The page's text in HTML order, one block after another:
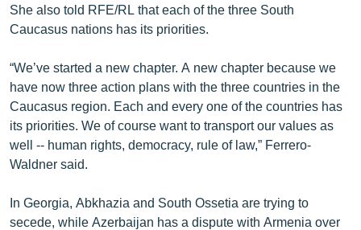
«Ազատության» բոլոր կայքերը
She also told RFE/RL that each of the three South
Caucasus nations has its priorities.
“We’ve started a new chapter. A new chapter because we
have now three action plans with the three countries in the
Caucasus region. Each and every one of the countries has
its priorities. We of course want to transport our values as
well -- human rights, democracy, rule of law,” Ferrero-
Waldner said.
In Georgia, Abkhazia and South Ossetia are trying to
secede, while Azerbaijan has a dispute with Armenia over